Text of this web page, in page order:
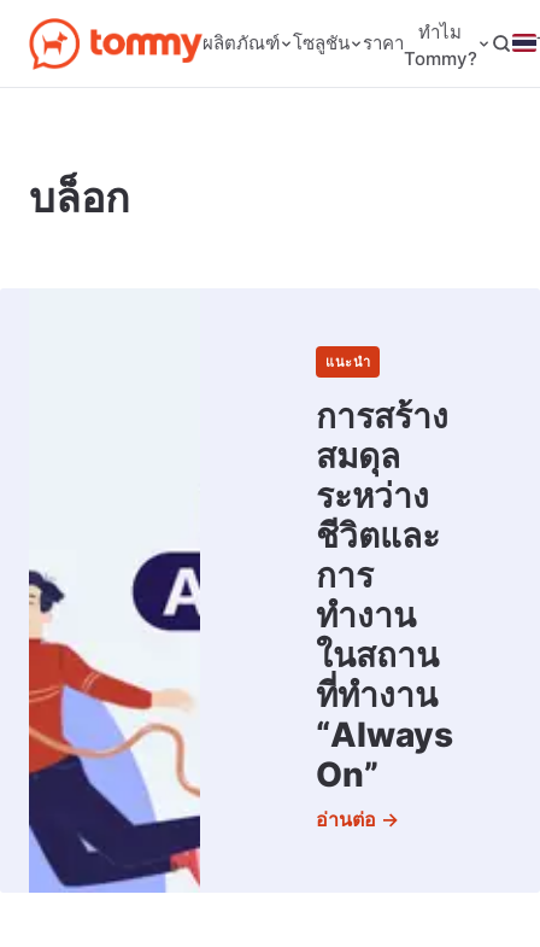
ผลิตภัณฑ์ โซลูชัน ราคา
ทำไม
Tommy?
บล็อก
แนะนำ
การสร้าง
สมดุล
ระหว่าง
ชีวิตและ
การ
ทำงาน
ในสถาน
ที่ทำงาน
“Always
On”
อ่านต่อ →